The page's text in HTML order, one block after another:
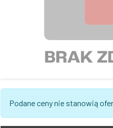
Podane ceny nie stanowią